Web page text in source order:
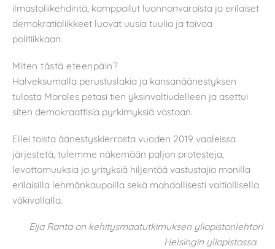
ilmastoliikehdintä, kamppailut luonnonvaroista ja erilaiset
demokratialiikkeet luovat uusia tuulia ja toivoa
politiikkaan.
Miten tästä eteenpäin?
Halveksumalla perustuslakia ja kansanäänestyksen
tulosta Morales petasi tien yksinvaltiudelleen ja asettui
siten demokraattisia pyrkimyksiä vastaan.
Ellei toista äänestyskierrosta vuoden 2019 vaaleissa
järjestetä, tulemme näkemään paljon protesteja,
levottomuuksia ja yrityksiä hiljentää vastustajia monilla
erilaisilla lehmänkaupoilla sekä mahdollisesti valtiollisella
väkivallalla.
Eija Ranta on kehitysmaatutkimuksen yliopistonlehtori
Helsingin yliopistossa.